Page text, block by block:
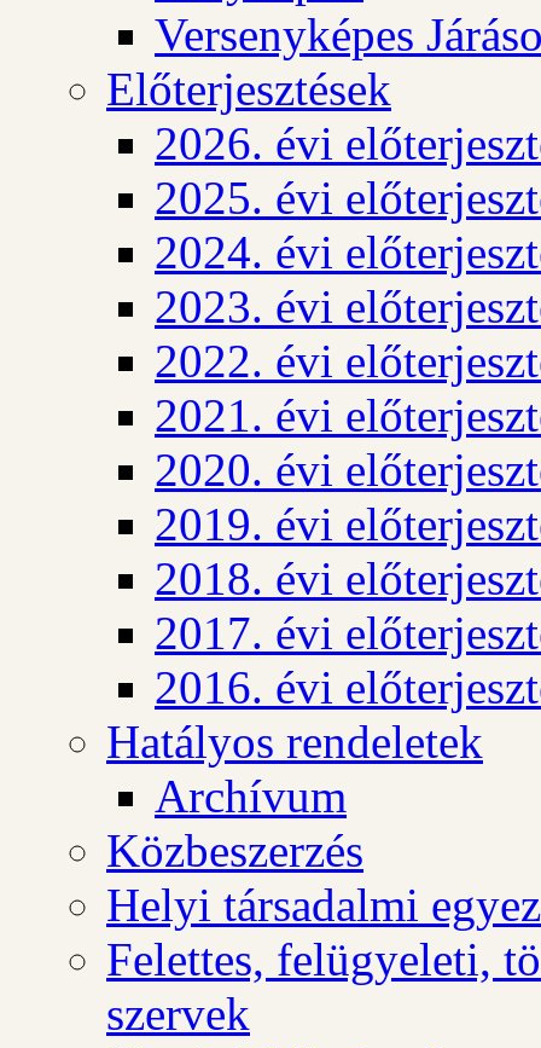
Versenyképes
Előterjesztések
2026. évi
2025. évi
2024. évi
2023. évi
2022. évi
2021. évi
2020. évi
2019. évi
2018. évi
2017. évi
2016. évi
Hatályos rendeletek
Archívum
Közbeszerzés
Helyi társadalmi
Felettes, felügyeleti,
szervek